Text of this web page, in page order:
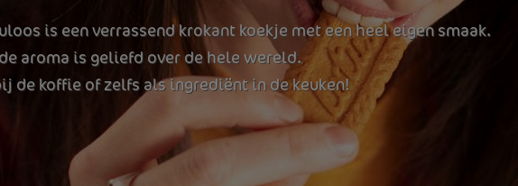
is een verrassend krokant koekje met een heel eigen smaak.
aroma is geliefd over de hele wereld.
de koffie of zelfs als ingrediënt in de keuken!